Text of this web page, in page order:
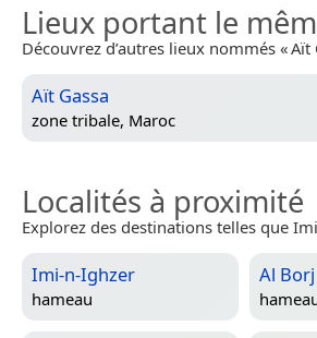
Lieux portant le
Découvrez d’autres lieux nommés « Aït
Aït Gassa
zone tribale, Maroc
Localités à proximité
Explorez des destinations telles que
Imi-n-Ighzer
hameau
Al Borj